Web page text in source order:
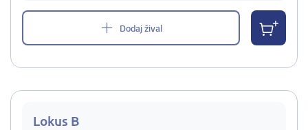
Dodaj žival
Lokus B